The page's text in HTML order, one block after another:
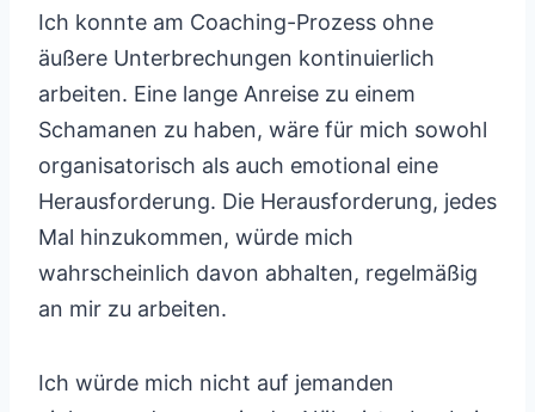
Ich konnte am Coaching-Prozess ohne
äußere Unterbrechungen kontinuierlich
arbeiten. Eine lange Anreise zu einem
Schamanen zu haben, wäre für mich sowohl
organisatorisch als auch emotional eine
Herausforderung. Die Herausforderung, jedes
Mal hinzukommen, würde mich
wahrscheinlich davon abhalten, regelmäßig
an mir zu arbeiten.
Ich würde mich nicht auf jemanden